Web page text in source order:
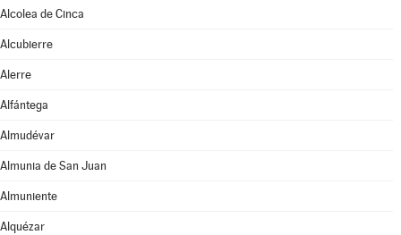
Alcolea de Cinca
Alcubierre
Alerre
Alfántega
Almudévar
Almunia de San Juan
Almuniente
Alquézar